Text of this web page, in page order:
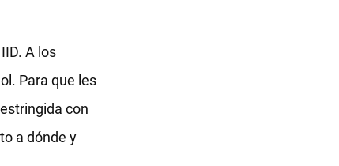
A los
Para que les
con
a dónde y